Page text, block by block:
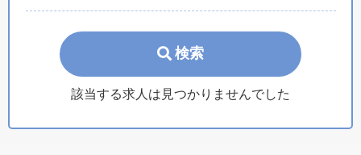
検索
該当する求人は見つかりませんでした